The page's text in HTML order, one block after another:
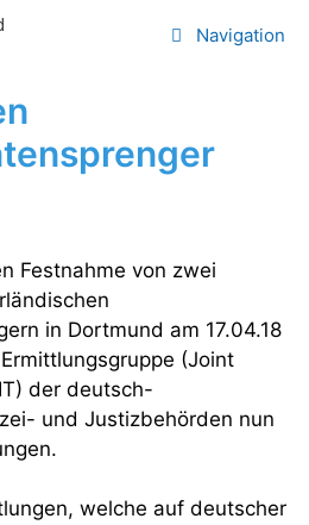
Navigation
Festnahme von zwei
in Dortmund am 17.04.18
(Joint
der deutsch-
und Justizbehörden nun
welche auf deutscher